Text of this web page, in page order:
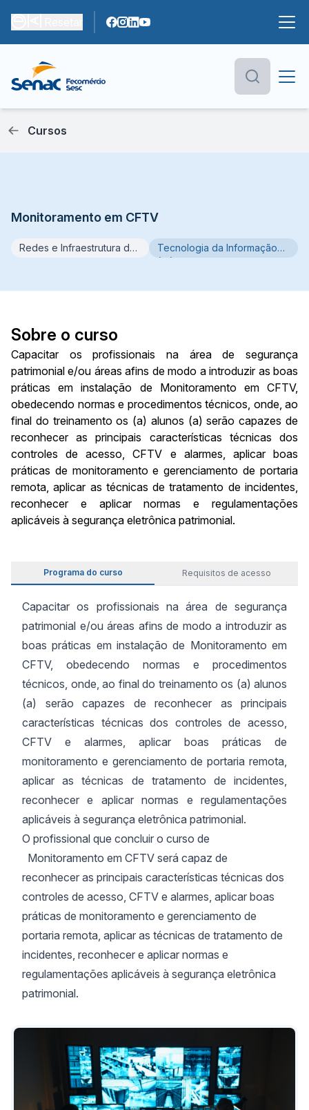
Cursos
Monitoramento em CFTV
Redes e Infraestrutura de
Tecnologia da Informação
(TI)
Sobre o curso
Capacitar os profissionais na área de segurança
patrimonial e/ou áreas afins de modo a introduzir as boas
práticas em instalação de Monitoramento em CFTV,
obedecendo normas e procedimentos técnicos, onde, ao
final do treinamento os (a) alunos (a) serão capazes de
reconhecer as principais características técnicas dos
controles de acesso, CFTV e alarmes, aplicar boas
práticas de monitoramento e gerenciamento de portaria
remota, aplicar as técnicas de tratamento de incidentes,
reconhecer e aplicar normas e regulamentações
aplicáveis à segurança eletrônica patrimonial.
Programa do curso Requisitos de acesso
Capacitar os profissionais na área de segurança
patrimonial e/ou áreas afins de modo a introduzir as
boas práticas em instalação de Monitoramento em
CFTV, obedecendo normas e procedimentos
técnicos, onde, ao final do treinamento os (a) alunos
(a) serão capazes de reconhecer as principais
características técnicas dos controles de acesso,
CFTV e alarmes, aplicar boas práticas de
monitoramento e gerenciamento de portaria remota,
aplicar as técnicas de tratamento de incidentes,
reconhecer e aplicar normas e regulamentações
aplicáveis à segurança eletrônica patrimonial.
O profissional que concluir o curso de
Monitoramento em CFTV será capaz de
reconhecer as principais características técnicas dos
controles de acesso, CFTV e alarmes, aplicar boas
práticas de monitoramento e gerenciamento de
portaria remota, aplicar as técnicas de tratamento de
incidentes, reconhecer e aplicar normas e
regulamentações aplicáveis à segurança eletrônica
patrimonial.